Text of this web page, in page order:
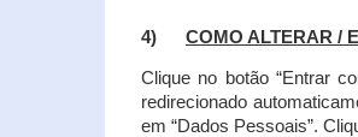
4) COMO ALTERAR /
Clique no botão “Entrar
redirecionado
em “Dados Pessoais”.